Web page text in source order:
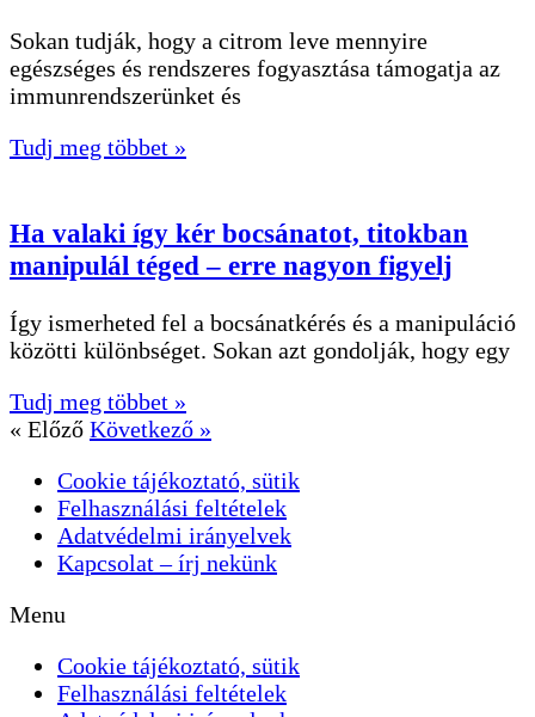
Sokan tudják, hogy a citrom leve mennyire
egészséges és rendszeres fogyasztása támogatja az
immunrendszerünket és
Tudj meg többet »
Ha valaki így kér bocsánatot, titokban
manipulál téged – erre nagyon figyelj
Így ismerheted fel a bocsánatkérés és a manipuláció
közötti különbséget. Sokan azt gondolják, hogy egy
Tudj meg többet »
« Előző Következő »
Cookie tájékoztató, sütik
Felhasználási feltételek
Adatvédelmi irányelvek
Kapcsolat – írj nekünk
Menu
Cookie tájékoztató, sütik
Felhasználási feltételek